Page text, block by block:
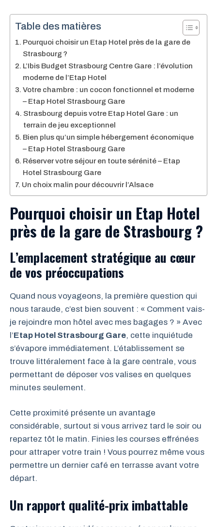
Table des matières
Pourquoi choisir un Etap Hotel près de la gare de
Strasbourg ?
L’Ibis Budget Strasbourg Centre Gare : l’évolution
moderne de l’Etap Hotel
Votre chambre : un cocon fonctionnel et moderne
– Etap Hotel Strasbourg Gare
Strasbourg depuis votre Etap Hotel Gare : un
terrain de jeu exceptionnel
Bien plus qu’un simple hébergement économique
– Etap Hotel Strasbourg Gare
Réserver votre séjour en toute sérénité – Etap
Hotel Strasbourg Gare
Un choix malin pour découvrir l’Alsace
Pourquoi choisir un Etap Hotel
près de la gare de Strasbourg ?
L’emplacement stratégique au cœur
de vos préoccupations
Quand nous voyageons, la première question qui
nous taraude, c’est bien souvent : « Comment vais-
je rejoindre mon hôtel avec mes bagages ? » Avec
l’Etap Hotel Strasbourg Gare, cette inquiétude
s’évapore immédiatement. L’établissement se
trouve littéralement face à la gare centrale, vous
permettant de déposer vos valises en quelques
minutes seulement.
Cette proximité présente un avantage
considérable, surtout si vous arrivez tard le soir ou
repartez tôt le matin. Finies les courses effrénées
pour attraper votre train ! Vous pourrez même vous
permettre un dernier café en terrasse avant votre
départ.
Un rapport qualité-prix imbattable